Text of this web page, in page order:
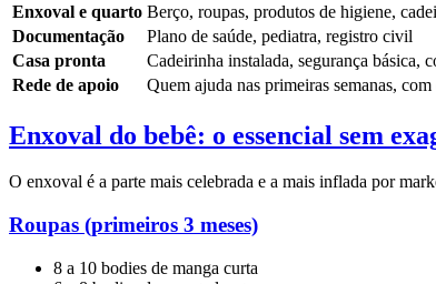
Enxoval e quarto Berço, roupas, produtos de higiene,
Documentação
Plano de saúde, pediatra, registro civil
Casa pronta
Cadeirinha instalada, segurança básica,
Rede de apoio
Quem ajuda nas primeiras semanas, com
Enxoval do bebê: o essencial sem
O enxoval é a parte mais celebrada e a mais inflada por
Roupas (primeiros 3 meses)
8 a 10 bodies de manga curta